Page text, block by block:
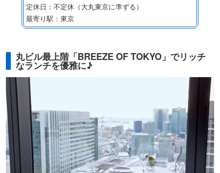
定休日：不定休（大丸東京に準ずる）
最寄り駅：東京
丸ビル最上階「BREEZE OF TOKYO」でリッチ
なランチを優雅に♪